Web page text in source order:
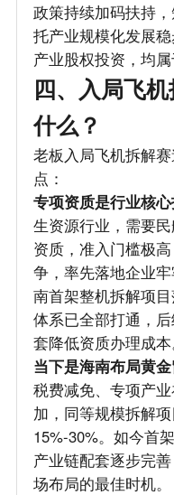
政策持续加码扶持
托产业规模化发展
产业股权投资，均属
四、入局飞
什么？
老板入局飞机拆解
点：
专项资质是行业核
生资源行业，需要
资质，准入门槛极
争，率先落地企业
南首架整机拆解项
体系已全部打通，
套降低资质办理成本
当下是海南布局黄
税费减免、专项产
加，同等规模拆解
15%-30%。如今首
产业链配套逐步完
场布局的最佳时机。